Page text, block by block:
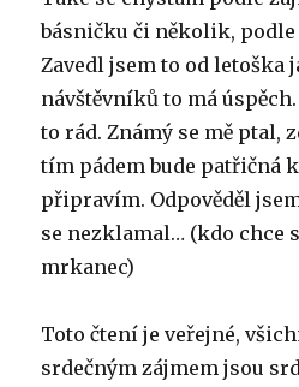
básničku či několik, podle
Zavedl jsem to od letoška
návštěvníků to má
to rád. Známý se mě ptal,
tím pádem bude patřičná
připravím. Odpověděl
se nezklamal… (kdo chce
mrkanec)
Toto čtení je veřejné,
srdečným zájmem jsou